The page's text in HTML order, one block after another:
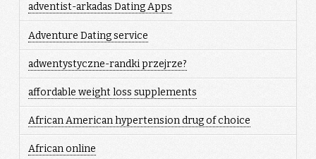
adventist-arkadas Dating Apps
Adventure Dating service
adwentystyczne-randki przejrze?
affordable weight loss supplements
African American hypertension drug of choice
African online